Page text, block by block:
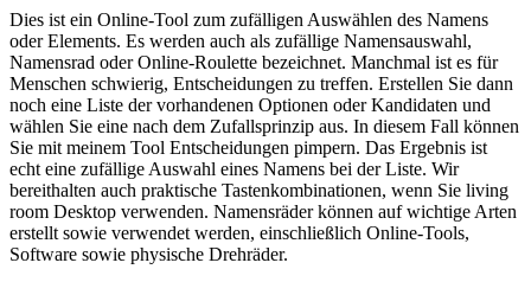
Dies ist ein Online-Tool zum zufälligen Auswählen des Namens
oder Elements. Es werden auch als zufällige Namensauswahl,
Namensrad oder Online-Roulette bezeichnet. Manchmal ist es für
Menschen schwierig, Entscheidungen zu treffen. Erstellen Sie dann
noch eine Liste der vorhandenen Optionen oder Kandidaten und
wählen Sie eine nach dem Zufallsprinzip aus. In diesem Fall können
Sie mit meinem Tool Entscheidungen pimpern. Das Ergebnis ist
echt eine zufällige Auswahl eines Namens bei der Liste. Wir
bereithalten auch praktische Tastenkombinationen, wenn Sie living
room Desktop verwenden. Namensräder können auf wichtige Arten
erstellt sowie verwendet werden, einschließlich Online-Tools,
Software sowie physische Drehräder.